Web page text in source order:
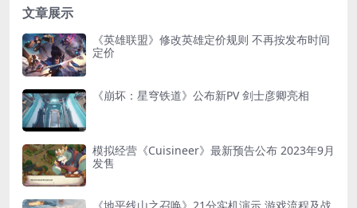
文章展示
《英雄联盟》修改英雄定价规则 不再按发布时间
定价
《崩坏：星穹铁道》公布新PV 剑士彦卿亮相
模拟经营《Cuisineer》最新预告公布 2023年9月
发售